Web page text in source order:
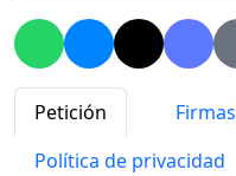
Petición Firmas
Política de privacidad